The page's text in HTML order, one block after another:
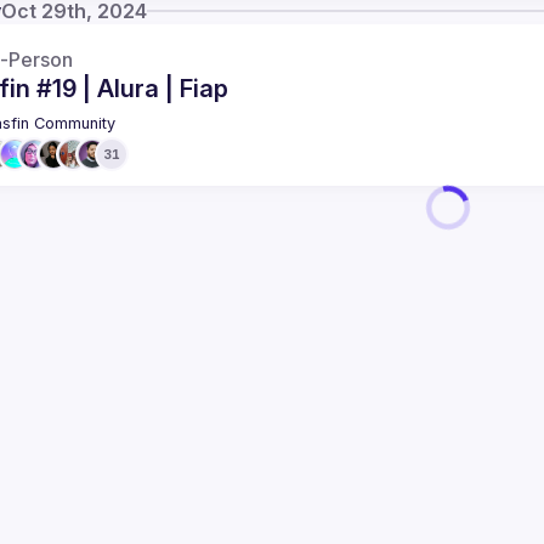
Oct 29th, 2024
Person
#19 | Alura | Fiap
Community
31